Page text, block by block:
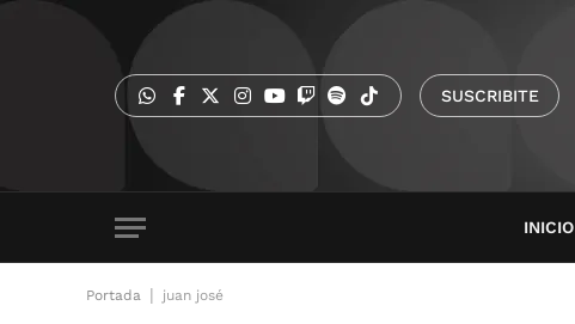
SUSCRIBITE
INICIO
Portada juan josé